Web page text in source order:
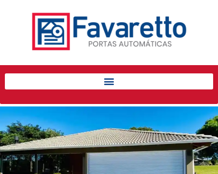
Início
Porta de Enrolar Automática
Automatizadores
Acessórios Para Portas de
Enrolar